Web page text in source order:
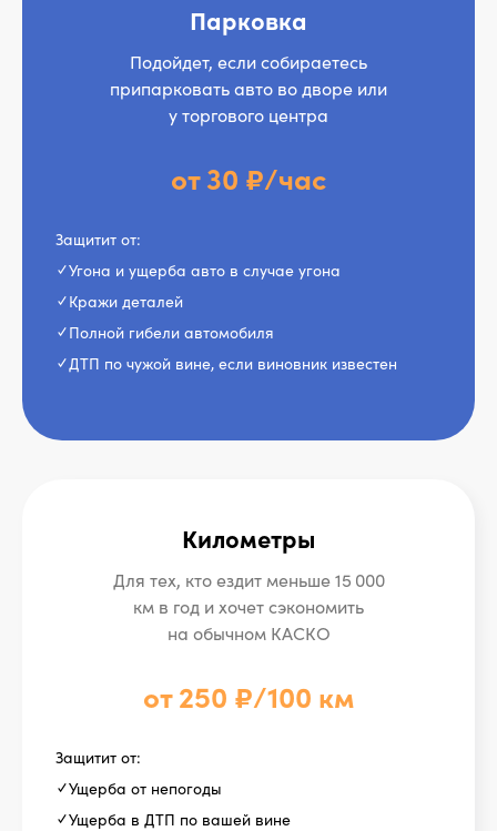
Парковка
Подойдет, если собираетесь
припарковать авто во дворе или
у торгового центра
от 30 ₽/час
Защитит от:
✓ Угона и ущерба авто в случае угона
✓ Кражи деталей
✓ Полной гибели автомобиля
✓ ДТП по чужой вине, если виновник известен
Километры
Для тех, кто ездит меньше 15 000
км в год и хочет сэкономить
на обычном КАСКО
от 250 ₽/100 км
Защитит от:
✓ Ущерба от непогоды
✓ Ущерба в ДТП по вашей вине
Не оставим один на один
в переговорах
Поможем при страховом
Поможем собрать все необходимые
их туда самостоятельно